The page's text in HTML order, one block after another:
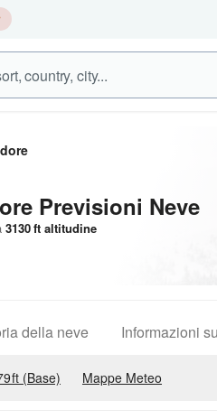
Previsioni Neve
3130ft altitudine
della neve Informazioni
ft (Base) Mappe Meteo